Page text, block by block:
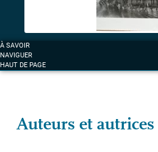
À SAVOIR
NAVIGUER
HAUT DE PAGE
Auteurs et autrices